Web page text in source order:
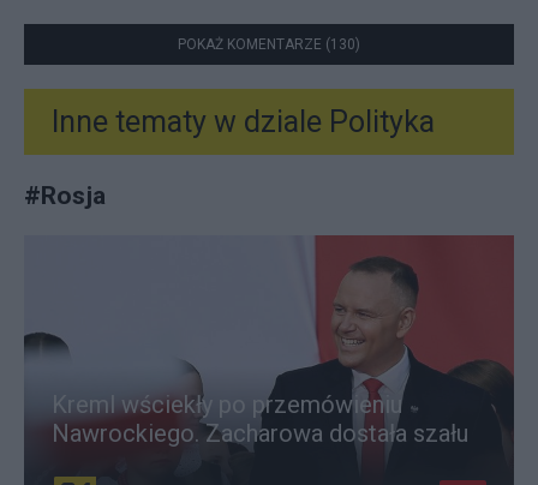
POKAŻ KOMENTARZE (130)
Inne tematy w dziale Polityka
#Rosja
Kreml wściekły po przemówieniu
Nawrockiego. Zacharowa dostała szału